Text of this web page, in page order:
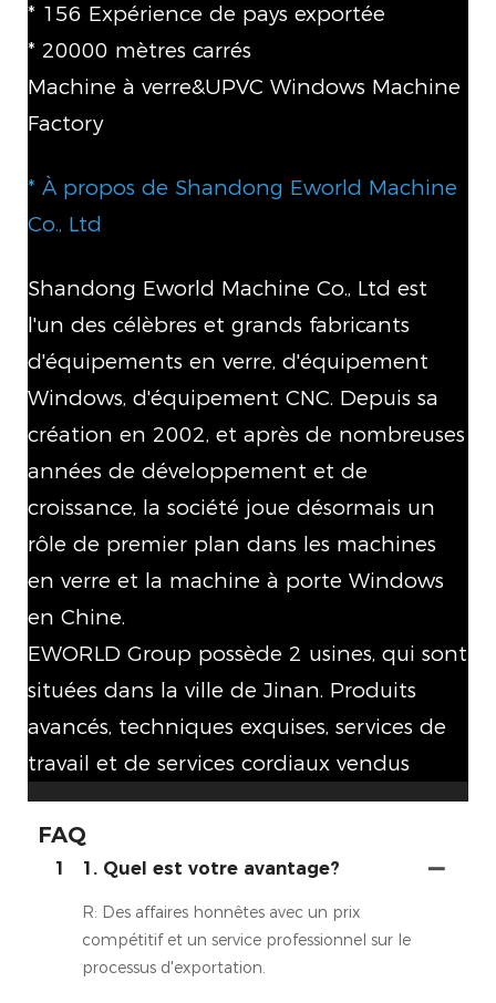
* 156 Expérience de pays exportée
* 20000 mètres carrés
Machine à verre&UPVC Windows Machine
Factory
* À propos de Shandong Eworld Machine
Co., Ltd
Shandong Eworld Machine Co., Ltd est
l'un des célèbres et grands fabricants
d'équipements en verre, d'équipement
Windows, d'équipement CNC. Depuis sa
création en 2002, et après de nombreuses
années de développement et de
croissance, la société joue désormais un
rôle de premier plan dans les machines
en verre et la machine à porte Windows
en Chine.
EWORLD Group possède 2 usines, qui sont
situées dans la ville de Jinan. Produits
avancés, techniques exquises, services de
travail et de services cordiaux vendus
FAQ
1 1. Quel est votre avantage?
R: Des affaires honnêtes avec un prix
compétitif et un service professionnel sur le
processus d'exportation.